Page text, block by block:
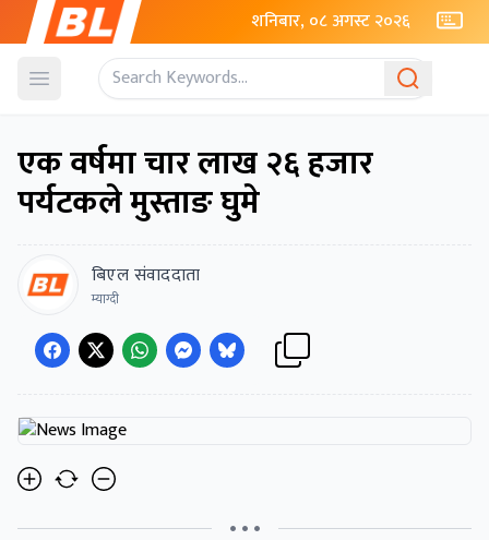
शनिबार, ०८ अगस्ट २०२६
Open menu
एक वर्षमा चार लाख २६ हजार
पर्यटकले मुस्ताङ घुमे
बिएल संवाददाता
म्याग्दी
• • •